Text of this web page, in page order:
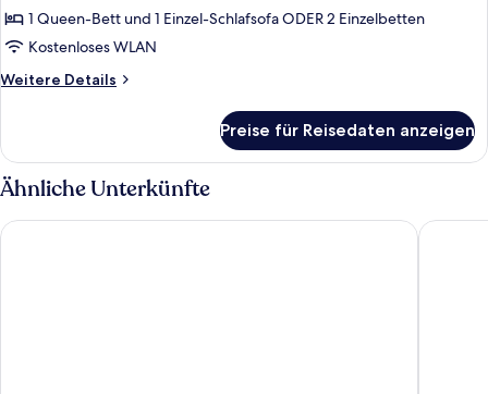
Parkblick
anzeigen
1 Queen-Bett und 1 Einzel-Schlafsofa ODER 2 Einzelbetten
Kostenloses WLAN
Weitere Details
Weitere
Balkon,
Parkblick
Preise für Reisedaten anzeigen
Ähnliche Unterkünfte
Rikli Balance Hotel - Sava Hotels & Resorts Hotel